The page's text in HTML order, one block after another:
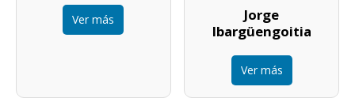
Ver más
Jorge
Ibargüengoitia
Ver más